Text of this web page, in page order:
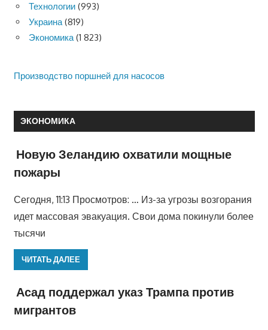
Технологии (993)
Украина(819)
Экономика(1 823)
Производство поршней для насосов
ЭКОНОМИКА
Новую Зеландию охватили мощные
пожары
Сегодня, 11:13 Просмотров: … Из-за угрозы возгорания
идет массовая эвакуация. Свои дома покинули более
тысячи
ЧИТАТЬ ДАЛЕЕ
Асад поддержал указ Трампа против
мигрантов